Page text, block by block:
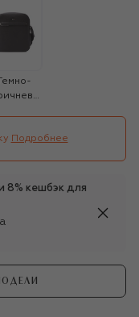
коричневый
Подробнее
8% кешбэк для